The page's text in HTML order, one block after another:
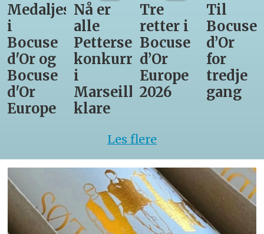
Medaljestatistikk
i
Bocuse
d'Or og
Bocuse
d'Or
Europe
Nå er
alle
Pettersens
konkurrenter
i
Marseille
klare
Tre
retter i
Bocuse
d’Or
Europe
2026
Til
Bocuse
d’Or
for
tredje
gang
Les flere